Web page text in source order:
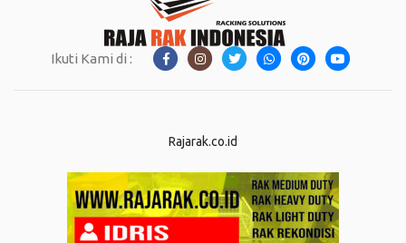
Ikuti Kami di :
Rajarak.co.id